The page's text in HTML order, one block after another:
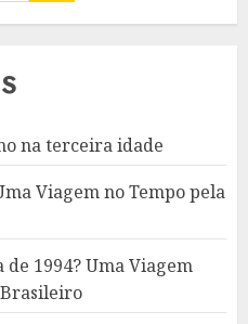
na terceira idade
Viagem no Tempo pela
de 1994? Uma Viagem